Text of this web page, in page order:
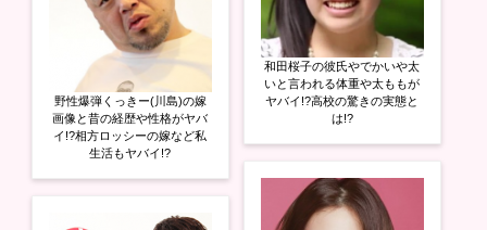
野性爆弾くっきー(川島)の嫁
画像と昔の経歴や性格がヤバ
イ!?相方ロッシーの嫁など私
生活もヤバイ!?
和田桜子の彼氏やでかいや太
いと言われる体重や太ももが
ヤバイ!?高校の驚きの実態と
は!?